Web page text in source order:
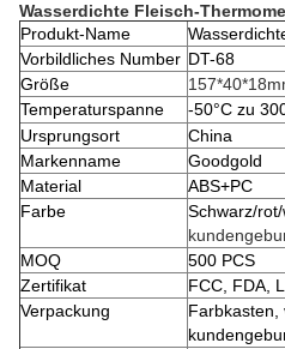
Wasserdichte Fleisch-
Produkt-Name
Vorbildliches Number DT-68
Größe
Temperaturspanne
-50°C zu
Ursprungsort
China
Markenname
Goodgold
Material
ABS+PC
Farbe
Schwarz/rot/
MOQ
500 PCS
Zertifikat
FCC, FDA,
Verpackung
Farbkasten,